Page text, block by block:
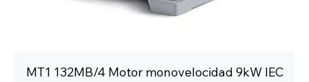
MT1 132MB/4 Motor monovelocidad 9kW IEC